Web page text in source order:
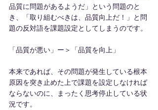
品質に問題があるようだ」という問題のと
き、「取り組むべきは、品質向上だ！」と問
題の反対語を課題設定としてしまうのです。
「品質が悪い」ー＞「品質を向上」
本来であれば、その問題が発生している根本
原因を突き止めた上で課題を設定しなければ
ならないのに、まったく思考停止している状
況です。